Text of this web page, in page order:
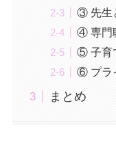
③ 先生
④ 専門
⑤ 子育
⑥ プラ
まとめ